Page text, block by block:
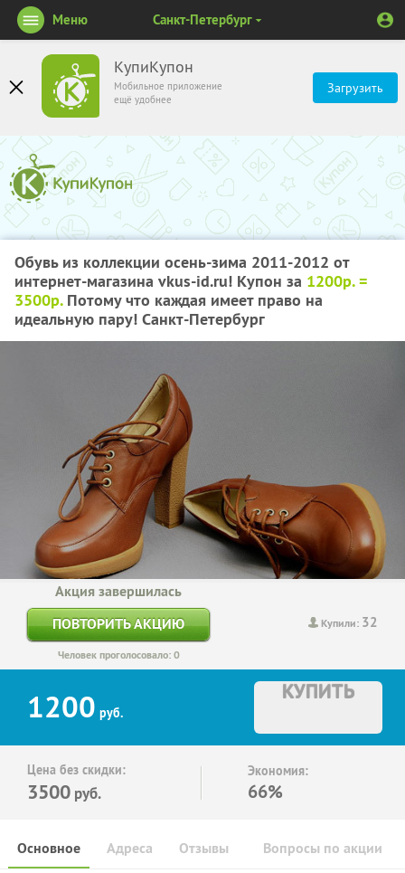
КупиКупон
Мобильное приложение
ещё удобнее
Загрузить
Меню Санкт-Петербург
Обувь из коллекции осень-зима 2011-2012 от
интернет-магазина vkus-id.ru! Купон за 1200р. =
3500р.Потому что каждая имеет право на
идеальную пару! Санкт-Петербург
Купили: 32
Акция завершилась
ПОВТОРИТЬ АКЦИЮ
Человек проголосовало: 0
1200 руб.
КУПИТЬ
Цена без скидки:
3500 руб.
Экономия:
66%
Основное Отзывы Вопросы по акции
Адреса